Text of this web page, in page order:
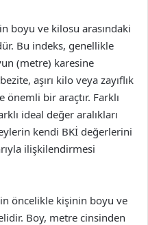
boyu ve kilosu arasındaki
Bu indeks, genellikle
(metre) karesine
aşırı kilo veya zayıflık
bir araçtır. Farklı
ideal değer aralıkları
kendi BKİ değerlerini
ilişkilendirmesi
öncelikle kişinin boyu ve
Boy, metre cinsinden